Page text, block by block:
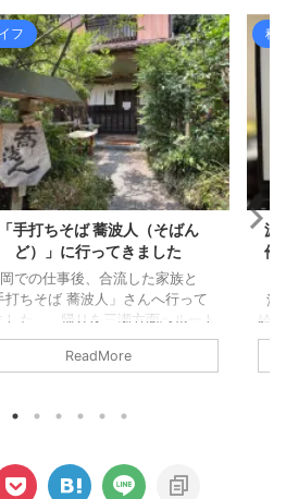
そば 蕎波人（そばん
に行ってきました
後、合流した家族と
蕎波人」さんへ行って
りを三瀬方面へルート
でも食べて帰ろうという
妻にお店を探してもらい
（福岡県早良区）、良さ
のも決め手になりまし
べずにいったのです
ReadMore
税金ほか
源泉所得
件に該当
源泉所得税
給与等の源
った所得税